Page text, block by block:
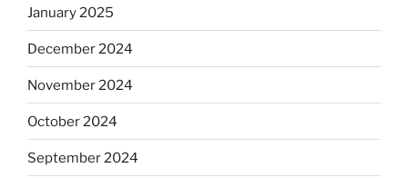
January 2025
December 2024
November 2024
October 2024
September 2024